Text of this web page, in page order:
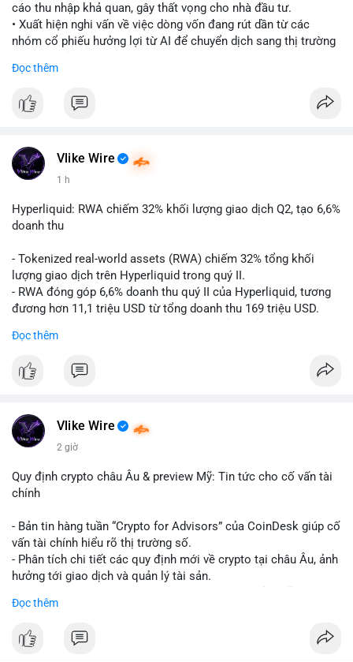
cáo thu nhập khả quan, gây thất vọng cho nhà đầu tư.
• Xuất hiện nghi vấn về việc dòng vốn đang rút dần từ các
nhóm cổ phiếu hưởng lợi từ AI để chuyển dịch sang thị trường
• Diễn biến này có thể là tín hiệu cho thấy sự luân chuyển dòng
$btc $eth
📰 Nguồn: CoinDesk
Đọc thêm
Vlike Wire
1 h
Hyperliquid: RWA chiếm 32% khối lượng giao dịch Q2, tạo 6,6%
doanh thu
- Tokenized real-world assets (RWA) chiếm 32% tổng khối
lượng giao dịch trên Hyperliquid trong quý II.
- RWA đóng góp 6,6% doanh thu quý II của Hyperliquid, tương
đương hơn 11,1 triệu USD từ tổng doanh thu 169 triệu USD.
sản hóa thực tế trên sàn giao dịch phi tập trung.
#binancesquare
#vlikevn #titanbot
📰 Nguồn: Cointelegraph
Đọc thêm
Vlike Wire
2 giờ
Quy định crypto châu Âu & preview Mỹ: Tin tức cho cố vấn tài
chính
- Bản tin hàng tuần “Crypto for Advisors” của CoinDesk giúp cố
vấn tài chính hiểu rõ thị trường số.
- Phân tích chi tiết các quy định mới về crypto tại châu Âu, ảnh
hưởng tới giao dịch và quản lý tài sản.
nhà đầu tư chuẩn bị chiến lược.
trong lĩnh vực blockchain.
Đọc thêm